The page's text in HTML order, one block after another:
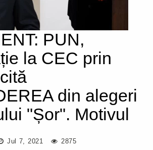
PUN,
la CEC prin
din alegeri
"Șor". Motivul
Jul 7, 2021 2875